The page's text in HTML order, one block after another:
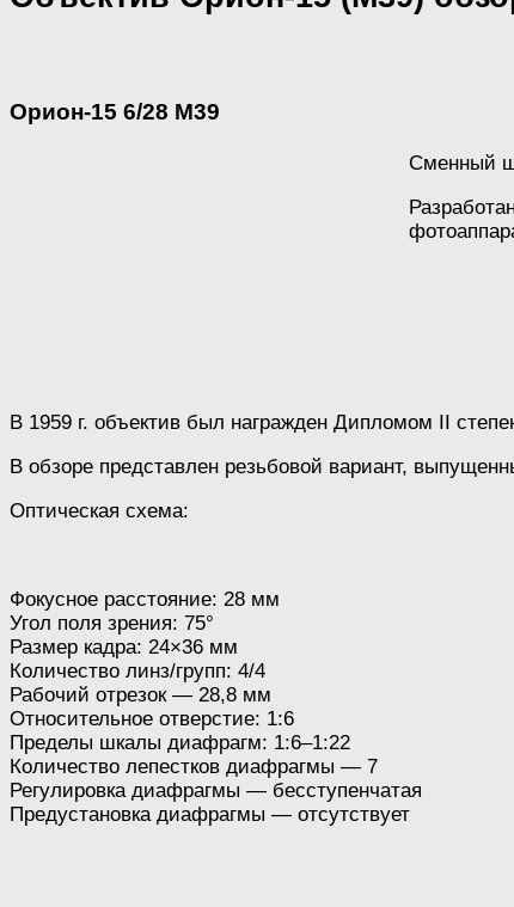
Орион-15 6/28 М39
Сменный
В 1959 г. объектив был награжден Дипломом II
В обзоре представлен резьбовой вариант,
Оптическая схема:
Фокусное расстояние: 28 мм
Угол поля зрения: 75°
Размер кадра: 24×36 мм
Количество линз/групп: 4/4
Рабочий отрезок — 28,8 мм
Относительное отверстие: 1:6
Пределы шкалы диафрагм: 1:6–1:22
Количество лепестков диафрагмы — 7
Регулировка диафрагмы — бесступенчатая
Предустановка диафрагмы — отсутствует